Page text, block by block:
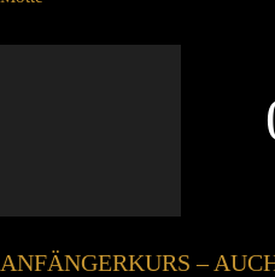
ANFÄNGERKURS –